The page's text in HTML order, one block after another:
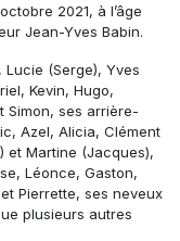
2021, à l’âge
Jean-Yves Babin.
(Serge), Yves
Kevin, Hugo,
Simon, ses arrière-
Azel, Alicia, Clément
et Martine (Jacques),
Léonce, Gaston,
Pierrette, ses neveux
plusieurs autres